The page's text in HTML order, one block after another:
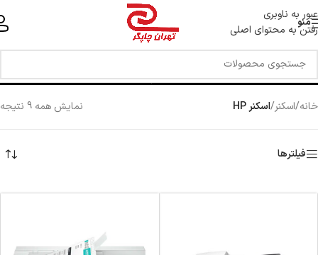
عبور به ناوبری
رفتن به محتوای اصلی
منو
اسکنر HP
خانه/اسکنر/اسکنر HP نمایش همه 9 نتیجه
فیلترها